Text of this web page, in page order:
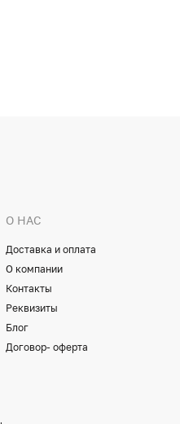
О НАС
Доставка и оплата
О компании
Контакты
Реквизиты
Блог
Договор- оферта